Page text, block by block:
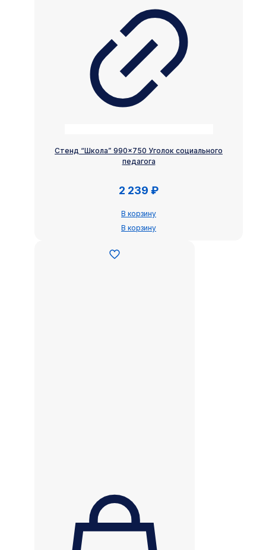
Стенд “Школа” 990×750 Уголок социального
педагога
2 239 ₽
В корзину
В корзину